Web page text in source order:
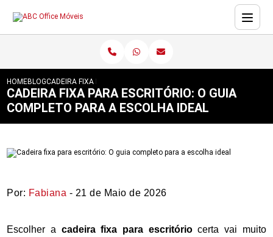
HOMEBLOGCADEIRA FIXA PARA ESCRITÓRIO: O GUIA COMPLETO PARA A
CADEIRA FIXA PARA ESCRITÓRIO: O GUIA
COMPLETO PARA A ESCOLHA IDEAL
Por: Fabiana - 21 de Maio de 2026
Escolher a cadeira fixa para escritóriocerta vai muito